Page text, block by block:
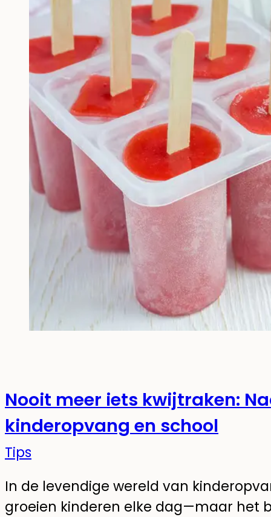
Nooit meer iets kwijtraken:
kinderopvang en school
Tips
In de levendige wereld van
groeien kinderen elke dag—maar het